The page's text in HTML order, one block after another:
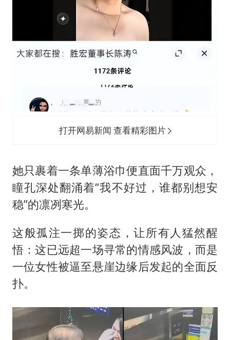
打开网易新闻 查看精彩图片
她只裹着一条单薄浴巾便直面千万观众，
瞳孔深处翻涌着“我不好过，谁都别想安
稳”的凛冽寒光。
这般孤注一掷的姿态，让所有人猛然醒
悟：这已远超一场寻常的情感风波，而是
一位女性被逼至悬崖边缘后发起的全面反
扑。